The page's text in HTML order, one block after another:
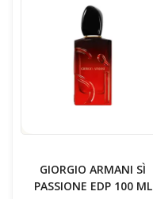
GIORGIO ARMANI SÌ
PASSIONE EDP 100 ML